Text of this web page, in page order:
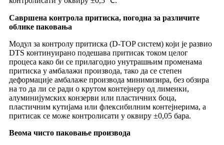
Савршена контрола притиска, погодна за различите
облике паковања
Модул за контролу притиска (D-TOP систем) који је развио
DTS континуирано подешава притисак током целог
процеса како би се прилагодио унутрашњим променама
притиска у амбалажи производа, тако да се степен
деформације амбалаже производа минимизира, без обзира
на то да ли се ради о крутом контејнеру од лименки,
алуминијумских конзерви или пластичних боца,
пластичним кутијама или флексибилним контејнерима, а
притисак се може контролисати у оквиру ±0,05 бара.
Веома чисто паковање производа